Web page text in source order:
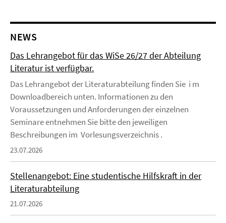
NEWS
Das Lehrangebot für das WiSe 26/27 der Abteilung
Literatur ist verfügbar.
Das Lehrangebot der Literaturabteilung finden Sie i m
Downloadbereich unten. Informationen zu den
Voraussetzungen und Anforderungen der einzelnen
Seminare entnehmen Sie bitte den jeweiligen
Beschreibungen im Vorlesungsverzeichnis .
23.07.2026
Stellenangebot: Eine studentische Hilfskraft in der
Literaturabteilung
21.07.2026